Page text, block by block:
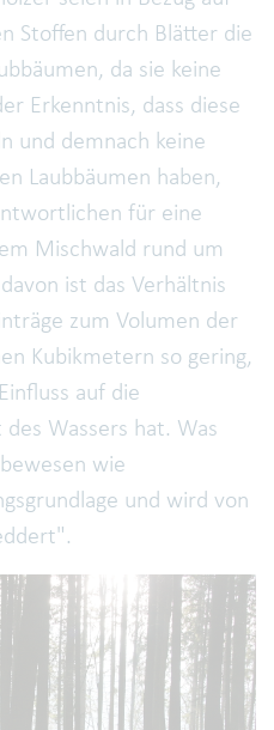
Stoffen durch Blätter die
da sie keine
Erkenntnis, dass diese
und demnach keine
Laubbäumen haben,
für eine
Mischwald rund um
ist das Verhältnis
zum Volumen der
Kubikmetern so gering,
auf die
Wassers hat. Was
wie
und wird von